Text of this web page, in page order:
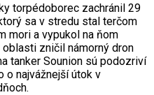
torpédoborec zachránil 29
sa v stredu stal terčom
mori a vypukol na ňom
zničil námorný dron
tanker Sounion sú podozriví
o najvážnejší útok v